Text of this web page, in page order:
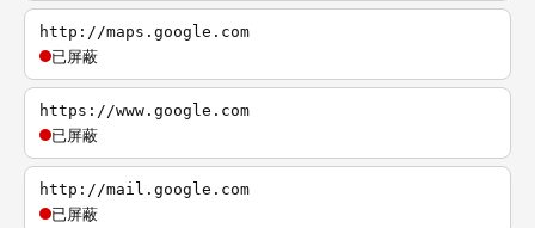
http://maps.google.com
已屏蔽
https://www.google.com
已屏蔽
http://mail.google.com
已屏蔽